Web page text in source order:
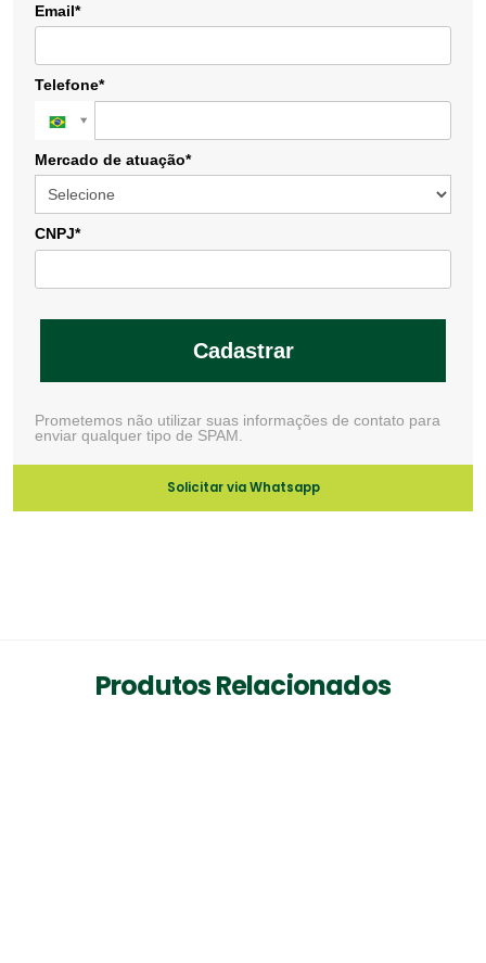
Email*
Telefone*
Mercado de atuação*
CNPJ*
Cadastrar
Prometemos não utilizar suas informações de contato para
enviar qualquer tipo de SPAM.
Solicitar via Whatsapp
Produtos Relacionados